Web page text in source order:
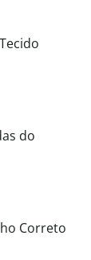
do
Correto